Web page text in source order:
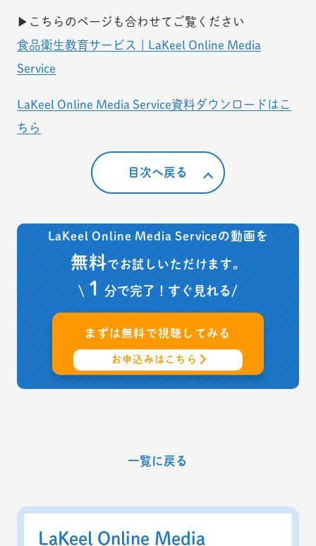
▶こちらのページも合わせてご覧ください
食品衛生教育サービス | LaKeel Online Media
Service
LaKeel Online Media Service資料ダウンロードはこ
ちら
目次へ戻る
LaKeel Online Media Serviceの動画を
無料でお試しいただけます。
\ １ 分で完了！すぐ見れる/
まずは無料で視聴してみる
お申込みはこちら
一覧に戻る
LaKeel Online Media